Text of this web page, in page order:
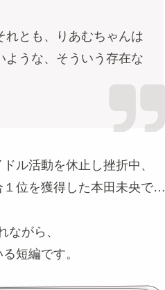
とも、りあむちゃんは
うな、そういう存在な
ル活動を休止し挫折中、
１位を獲得した本田未央で…
がら、
短編です。